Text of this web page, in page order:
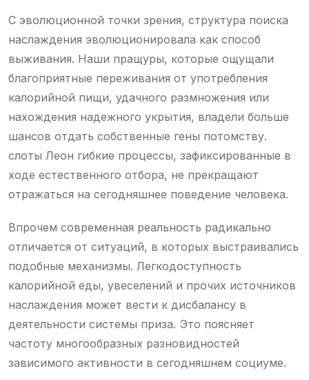
С эволюционной точки зрения, структура поиска
наслаждения эволюционировала как способ
выживания. Наши пращуры, которые ощущали
благоприятные переживания от употребления
калорийной пищи, удачного размножения или
нахождения надежного укрытия, владели больше
шансов отдать собственные гены потомству.
слоты Леон гибкие процессы, зафиксированные в
ходе естественного отбора, не прекращают
отражаться на сегодняшнее поведение человека.
Впрочем современная реальность радикально
отличается от ситуаций, в которых выстраивались
подобные механизмы. Легкодоступность
калорийной еды, увеселений и прочих источников
наслаждения может вести к дисбалансу в
деятельности системы приза. Это поясняет
частоту многообразных разновидностей
зависимого активности в сегодняшнем социуме.